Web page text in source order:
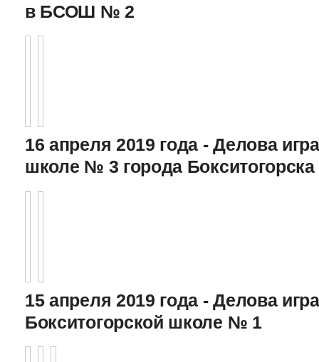
в БСОШ № 2
16 апреля 2019 года - Делова
школе № 3 города Бокситогорска
15 апреля 2019 года - Делова
Бокситогорской школе № 1